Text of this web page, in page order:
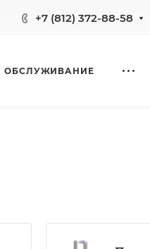
+7 (812) 372-88-58
ОБСЛУЖИВАНИЕ